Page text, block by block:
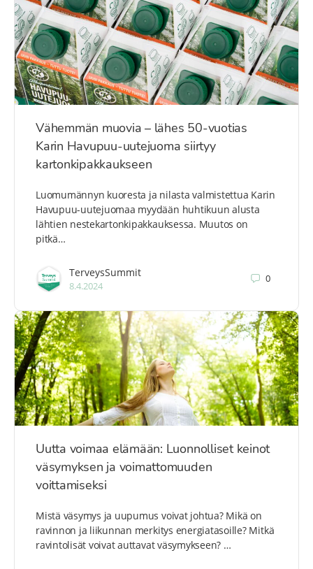
Vähemmän muovia – lähes 50-vuotias
Karin Havupuu-uutejuoma siirtyy
kartonkipakkaukseen
Luomumännyn kuoresta ja nilasta valmistettua Karin
Havupuu-uutejuomaa myydään huhtikuun alusta
lähtien nestekartonkipakkauksessa. Muutos on
pitkä…
TerveysSummit
8.4.2024
0
Uutta voimaa elämään: Luonnolliset keinot
väsymyksen ja voimattomuuden
voittamiseksi
Mistä väsymys ja uupumus voivat johtua? Mikä on
ravinnon ja liikunnan merkitys energiatasoille? Mitkä
ravintolisät voivat auttavat väsymykseen? …